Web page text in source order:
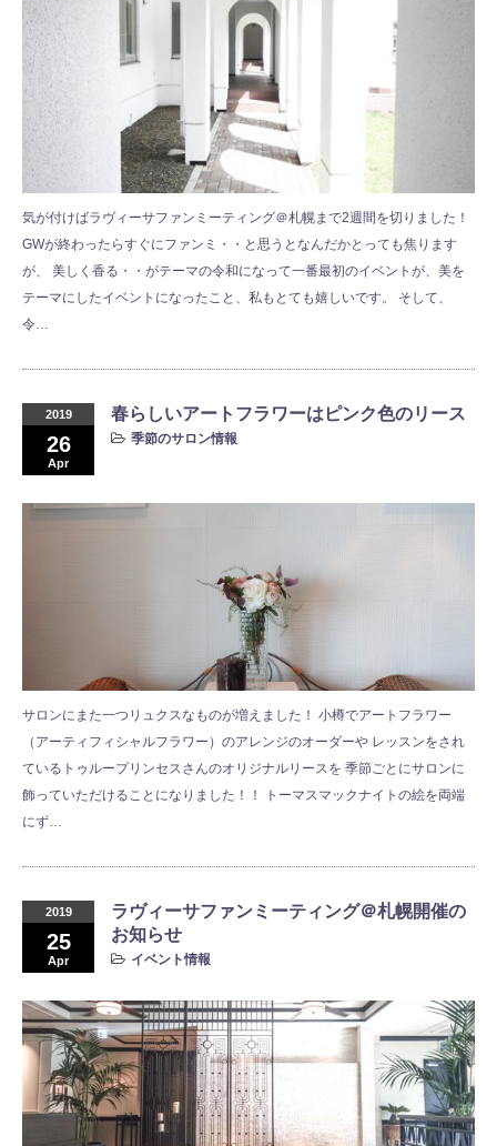
気が付けばラヴィーサファンミーティング＠札幌まで2週間を切りました！
GWが終わったらすぐにファンミ・・と思うとなんだかとっても焦ります
が、 美しく香る・・がテーマの令和になって一番最初のイベントが、美を
テーマにしたイベントになったこと、私もとても嬉しいです。 そして、
令…
2019
26
Apr
春らしいアートフラワーはピンク色のリース
季節のサロン情報
サロンにまた一つリュクスなものが増えました！ 小樽でアートフラワー
（アーティフィシャルフラワー）のアレンジのオーダーや レッスンをされ
ているトゥループリンセスさんのオリジナルリースを 季節ごとにサロンに
飾っていただけることになりました！！ トーマスマックナイトの絵を両端
にず…
2019
25
Apr
ラヴィーサファンミーティング＠札幌開催の
お知らせ
イベント情報